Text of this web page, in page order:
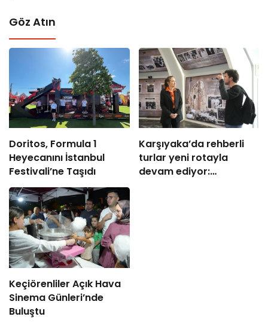
Göz Atın
Doritos, Formula 1
Heyecanını İstanbul
Festivali’ne Taşıdı
Karşıyaka’da rehberli
turlar yeni rotayla
devam ediyor:
Keçiörenliler Açık Hava
Sinema Günleri’nde
Buluştu